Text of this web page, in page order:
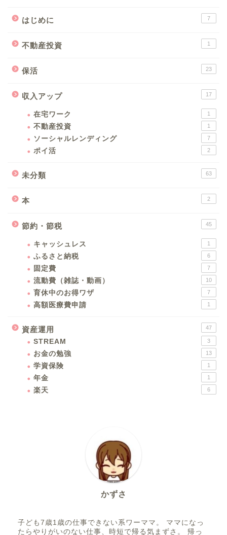
はじめに 7
不動産投資 1
保活 23
収入アップ 17
在宅ワーク 1
不動産投資 1
ソーシャルレンディング 7
ポイ活 2
未分類 63
本 2
節約・節税 45
キャッシュレス 1
ふるさと納税 6
固定費 7
流動費（雑誌・動画） 10
育休中のお得ワザ 7
高額医療費申請 1
資産運用 47
STREAM 3
お金の勉強 13
学資保険 1
年金 1
楽天 6
かずさ
子ども7歳1歳の仕事できない系ワーママ。 ママになっ
たらやりがいのない仕事、時短で帰る気まずさ。 帰っ